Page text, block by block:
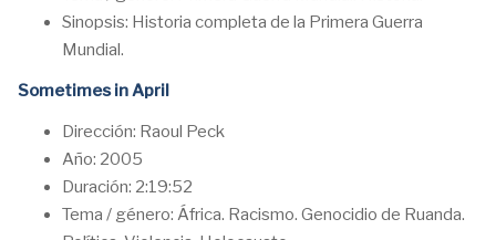
Sinopsis: Historia completa de la Primera Guerra
Mundial.
Sometimes in April
Dirección: Raoul Peck
Año: 2005
Duración: 2:19:52
Tema / género: África. Racismo. Genocidio de Ruanda.